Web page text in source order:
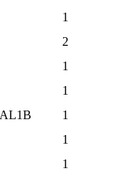
1
2
1
1
1
1
1